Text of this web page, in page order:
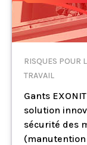
RISQUES POUR
TRAVAIL
Gants
solution
sécurité des